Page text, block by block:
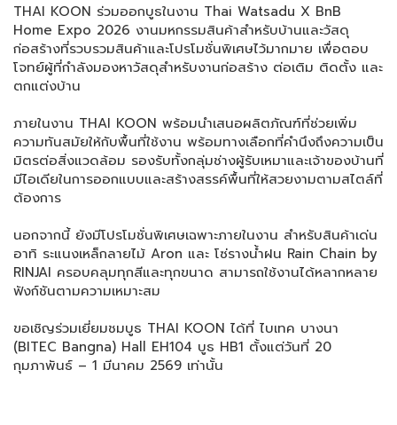
THAI KOON ร่วมออกบูธในงาน Thai Watsadu X BnB
Home Expo 2026 งานมหกรรมสินค้าสำหรับบ้านและวัสดุ
ก่อสร้างที่รวบรวมสินค้าและโปรโมชั่นพิเศษไว้มากมาย เพื่อตอบ
โจทย์ผู้ที่กำลังมองหาวัสดุสำหรับงานก่อสร้าง ต่อเติม ติดตั้ง และ
ตกแต่งบ้าน
ภายในงาน THAI KOON พร้อมนำเสนอผลิตภัณฑ์ที่ช่วยเพิ่ม
ความทันสมัยให้กับพื้นที่ใช้งาน พร้อมทางเลือกที่คำนึงถึงความเป็น
มิตรต่อสิ่งแวดล้อม รองรับทั้งกลุ่มช่างผู้รับเหมาและเจ้าของบ้านที่
มีไอเดียในการออกแบบและสร้างสรรค์พื้นที่ให้สวยงามตามสไตล์ที่
ต้องการ
นอกจากนี้ ยังมีโปรโมชั่นพิเศษเฉพาะภายในงาน สำหรับสินค้าเด่น
อาทิ ระแนงเหล็กลายไม้ Aron และ โซ่รางน้ำฝน Rain Chain by
RINJAI ครอบคลุมทุกสีและทุกขนาด สามารถใช้งานได้หลากหลาย
ฟังก์ชันตามความเหมาะสม
ขอเชิญร่วมเยี่ยมชมบูธ THAI KOON ได้ที่ ไบเทค บางนา
(BITEC Bangna) Hall EH104 บูธ HB1 ตั้งแต่วันที่ 20
กุมภาพันธ์ – 1 มีนาคม 2569 เท่านั้น